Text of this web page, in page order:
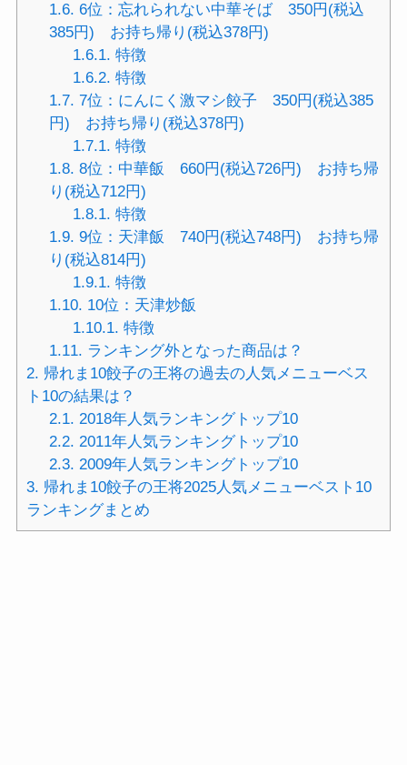
1.6. 6位：忘れられない中華そば 350円(税込
385円) お持ち帰り(税込378円)
1.6.1. 特徴
1.6.2. 特徴
1.7. 7位：にんにく激マシ餃子 350円(税込385
円) お持ち帰り(税込378円)
1.7.1. 特徴
1.8. 8位：中華飯 660円(税込726円) お持ち帰
り(税込712円)
1.8.1. 特徴
1.9. 9位：天津飯 740円(税込748円) お持ち帰
り(税込814円)
1.9.1. 特徴
1.10. 10位：天津炒飯
1.10.1. 特徴
1.11. ランキング外となった商品は？
2. 帰れま10餃子の王将の過去の人気メニューベス
ト10の結果は？
2.1. 2018年人気ランキングトップ10
2.2. 2011年人気ランキングトップ10
2.3. 2009年人気ランキングトップ10
3. 帰れま10餃子の王将2025人気メニューベスト10
ランキングまとめ